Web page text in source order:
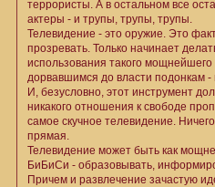
террористы. А в остальном все
актеры - и трупы, трупы, трупы.
Телевидение - это оружие. Это
прозревать. Только начинает
использования такого
дорвавшимся до власти подонкам -
И, безусловно, этот инструмент
никакого отношения к свободе
самое скучное телевидение.
прямая.
Телевидение может быть как
БиБиСи - образовывать,
Причем и развлечение зачастую